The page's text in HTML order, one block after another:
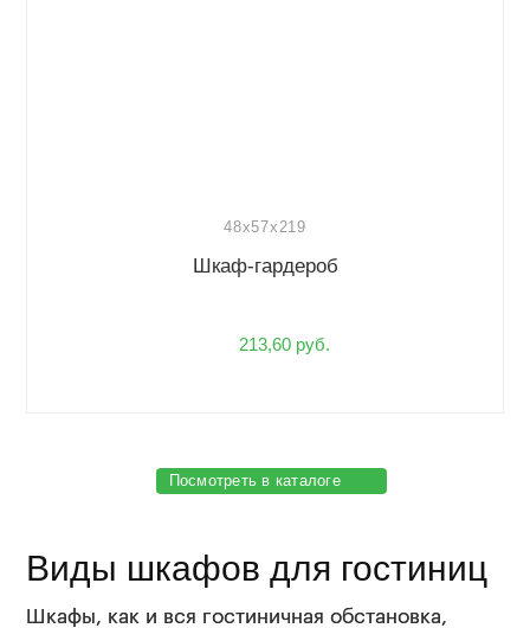
48x57x219
Шкаф-гардероб
213,60 руб.
Посмотреть в каталоге
Виды шкафов для гостиниц
Шкафы, как и вся гостиничная обстановка,